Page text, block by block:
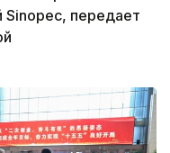
Sinopec, передает